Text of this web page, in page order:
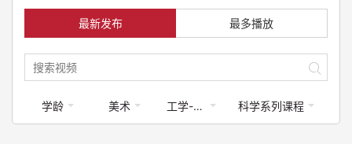
最新发布 最多播放
学龄 美术 工学-航空航天 科学系列课程